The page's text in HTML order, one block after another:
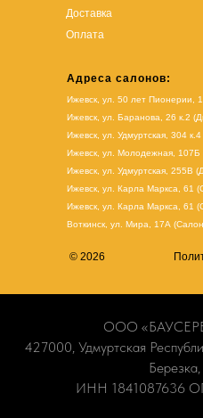
Доставка
Оплата
Адреса салонов:
Ижевск, ул. 50 лет Пионерии,
Ижевск, ул. Баранова, 26 к.2
Ижевск, ул. Удмуртская, 304
Ижевск, ул. Молодежная, 107Б
Ижевск, ул. Удмуртская, 255В
Ижевск, ул. Карла Маркса, 61
Ижевск, ул. Карла Маркса, 61 (
Воткинск, ул. Мира, 17А
© 2026
ООО
427000, Удмуртская
ИНН 1841087636